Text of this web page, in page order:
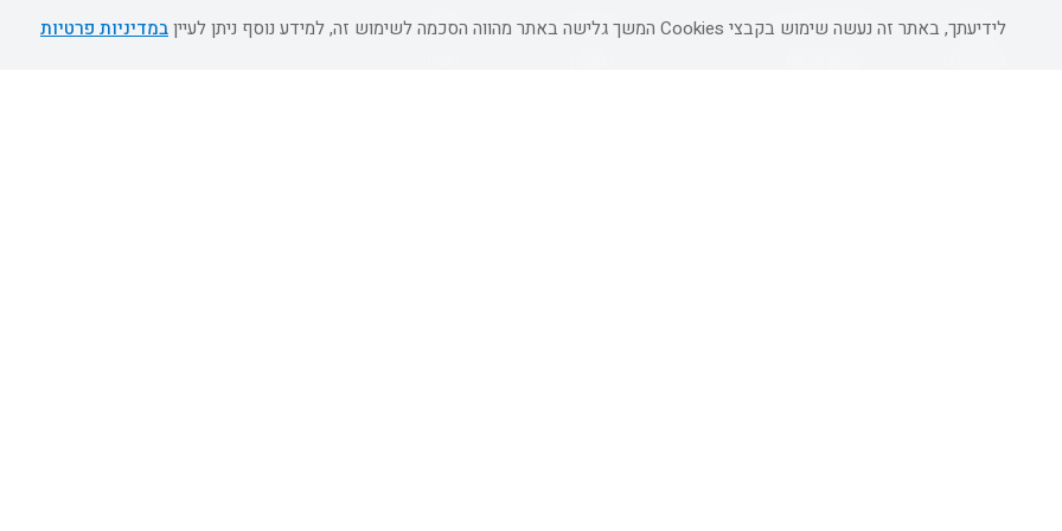
מטיילים
מלונות ללא רשת
באר שבע
אשדוד
לידיעתך, באתר זה נעשה שימוש בקבצי Cookies המשך גלישה באתר מהווה הסכמה לשימוש זה, למידע נוסף ניתן לעיין במדיניות פרטיות